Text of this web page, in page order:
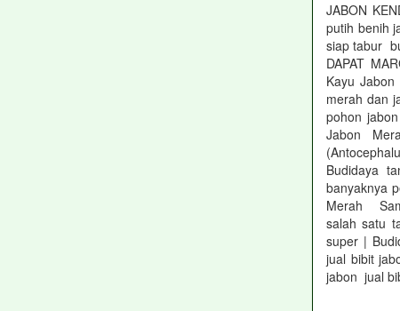
JABON
putih benih
siap tabur
DAPAT
Kayu
merah dan
pohon
Jabon
Budidaya
banyaknya
Merah
salah satu
super |
jual bibit
jabon jual